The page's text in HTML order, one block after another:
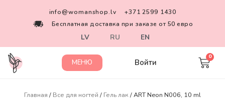
info@womanshop.lv
+371 2599 1430
Бесплатная доставка при заказе от 50 евро
LV RU EN
МЕНЮ Войти
Главная / Все для ногтей / Гель лак / ART Neon N006, 10 ml